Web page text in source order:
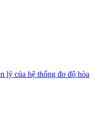
lý của hệ thống đo độ hòa